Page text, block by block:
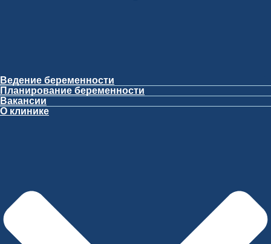
Ведение беременности
Планирование беременности
Вакансии
О клинике